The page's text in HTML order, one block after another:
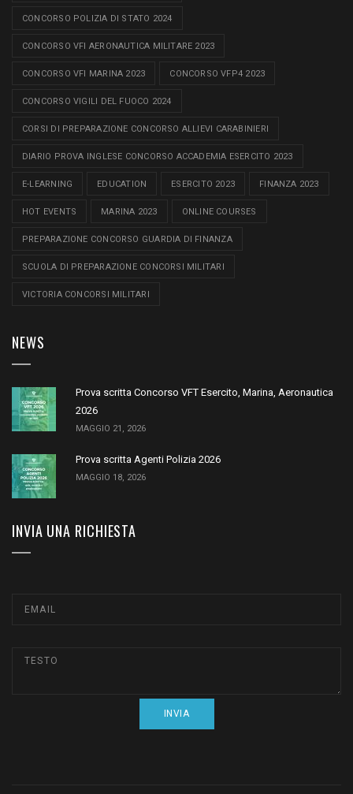
CONCORSO POLIZIA DI STATO 2024
CONCORSO VFI AERONAUTICA MILITARE 2023
CONCORSO VFI MARINA 2023 CONCORSO VFP4 2023
CONCORSO VIGILI DEL FUOCO 2024
CORSI DI PREPARAZIONE CONCORSO ALLIEVI CARABINIERI
DIARIO PROVA INGLESE CONCORSO ACCADEMIA ESERCITO 2023
E-LEARNING EDUCATION ESERCITO 2023 FINANZA 2023
HOT EVENTS MARINA 2023 ONLINE COURSES
PREPARAZIONE CONCORSO GUARDIA DI FINANZA
SCUOLA DI PREPARAZIONE CONCORSI MILITARI
VICTORIA CONCORSI MILITARI
NEWS
Prova scritta Concorso VFT Esercito, Marina, Aeronautica
2026
MAGGIO 21, 2026
Prova scritta Agenti Polizia 2026
MAGGIO 18, 2026
INVIA UNA RICHIESTA